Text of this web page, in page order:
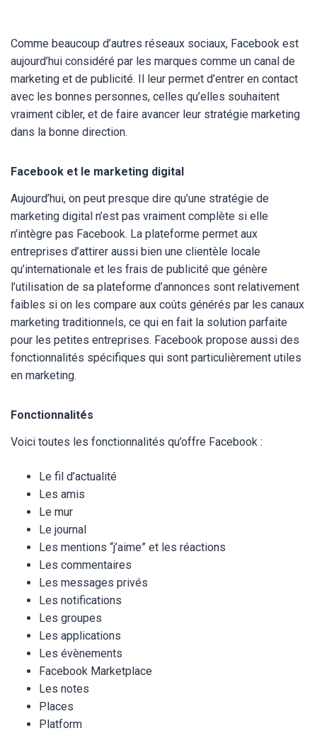
Comme beaucoup d’autres réseaux sociaux, Facebook est
aujourd’hui considéré par les marques comme un canal de
marketing et de publicité. Il leur permet d’entrer en contact
avec les bonnes personnes, celles qu’elles souhaitent
vraiment cibler, et de faire avancer leur stratégie marketing
dans la bonne direction.
Facebook et le marketing digital
Aujourd’hui, on peut presque dire qu’une stratégie de
marketing digital n’est pas vraiment complète si elle
n’intègre pas Facebook. La plateforme permet aux
entreprises d’attirer aussi bien une clientèle locale
qu’internationale et les frais de publicité que génère
l’utilisation de sa plateforme d’annonces sont relativement
faibles si on les compare aux coûts générés par les canaux
marketing traditionnels, ce qui en fait la solution parfaite
pour les petites entreprises. Facebook propose aussi des
fonctionnalités spécifiques qui sont particulièrement utiles
en marketing.
Fonctionnalités
Voici toutes les fonctionnalités qu’offre Facebook :
Le fil d’actualité
Les amis
Le mur
Le journal
Les mentions “j’aime” et les réactions
Les commentaires
Les messages privés
Les notifications
Les groupes
Les applications
Les évènements
Facebook Marketplace
Les notes
Places
Platform